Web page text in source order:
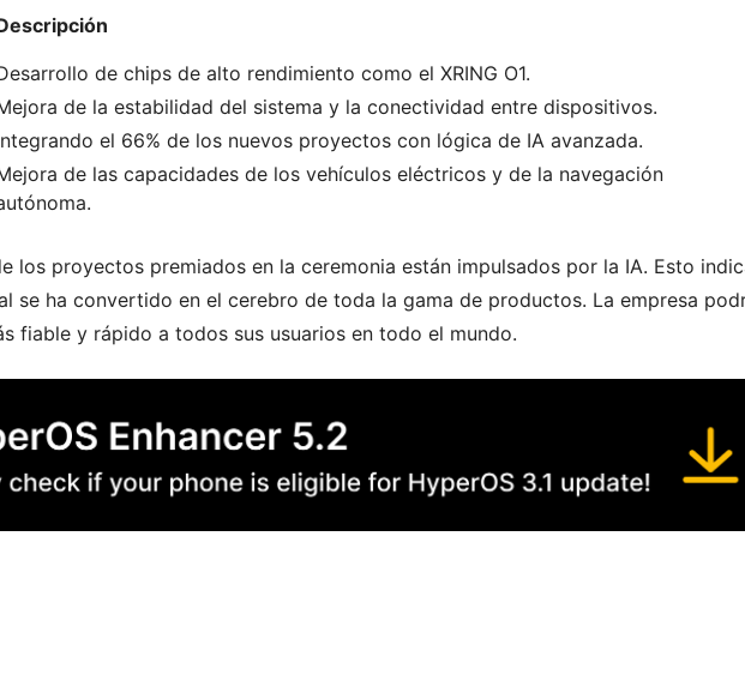
de chips de alto rendimiento como el XRING O1.
de la estabilidad del sistema y la conectividad entre dispositivos.
el 66% de los nuevos proyectos con lógica de IA avanzada.
de las capacidades de los vehículos eléctricos y de la navegación
los proyectos premiados en la ceremonia están impulsados por la IA. Esto
se ha convertido en el cerebro de toda la gama de productos. La empresa
fiable y rápido a todos sus usuarios en todo el mundo.